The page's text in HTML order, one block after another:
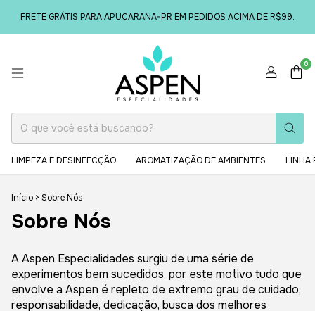
FRETE GRÁTIS PARA APUCARANA-PR EM PEDIDOS ACIMA DE R$99.
0
LIMPEZA E DESINFECÇÃO AROMATIZAÇÃO DE AMBIENTES LINHA
Início > Sobre Nós
Sobre Nós
A Aspen Especialidades surgiu de uma série de
experimentos bem sucedidos, por este motivo tudo que
envolve a Aspen é repleto de extremo grau de cuidado,
responsabilidade, dedicação, busca dos melhores